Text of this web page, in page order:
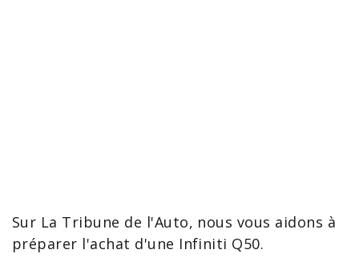
Sur La Tribune de l'Auto, nous vous aidons à
préparer l'achat d'une Infiniti Q50.